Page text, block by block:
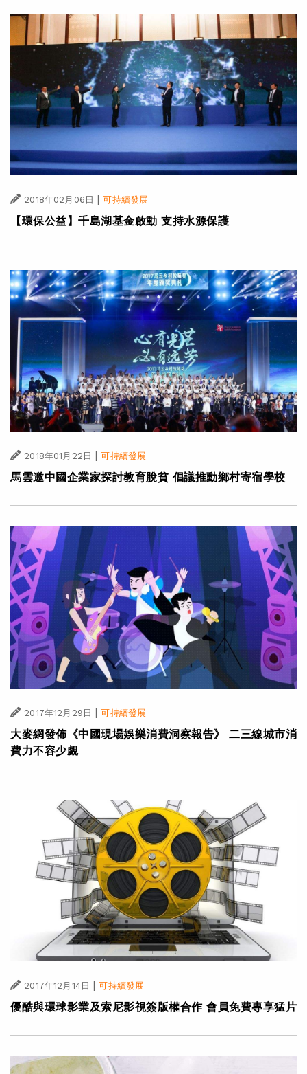
2018年02月06日 | 可持續發展
【環保公益】千島湖基金啟動 支持水源保護
2018年01月22日 可持續發展
馬雲邀中國企業家探討教育脫貧 倡議推動鄉村寄宿學校
2017年12月29日 | 可持續發展
大麥網發佈《中國現場娛樂消費洞察報告》 二三線城市消
費力不容少覷
2017年12月14日 | 可持續發展
優酷與環球影業及索尼影視簽版權合作 會員免費專享猛片